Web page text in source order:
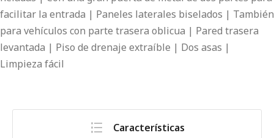
facilitar la entrada | Paneles laterales biselados | También
para vehículos con parte trasera oblicua | Pared trasera
levantada | Piso de drenaje extraíble | Dos asas |
Limpieza fácil
Características